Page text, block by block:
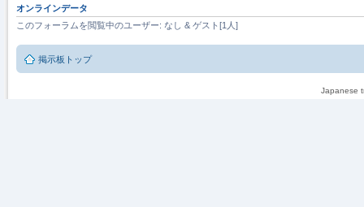
オンラインデータ
このフォーラムを閲覧中のユーザー: なし & ゲスト[1人]
掲示板トップ
Japanese